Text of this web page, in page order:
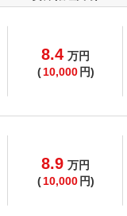
8.4 万円
( 10,000 円)
8.9 万円
( 10,000 円)